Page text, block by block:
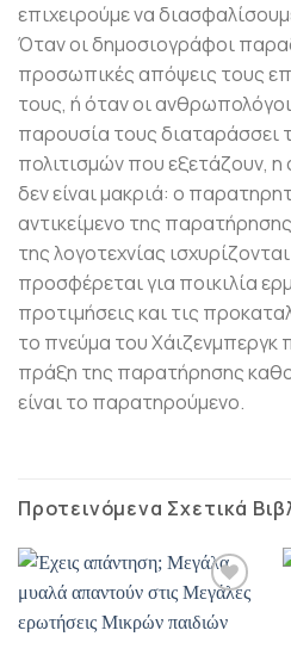
επιχειρούμε να
Όταν οι δημοσιογράφοι
προσωπικές απόψεις τους
τους, ή όταν οι
παρουσία τους διαταράσσει
πολιτισμών που εξετάζουν,
δεν είναι μακριά: ο
αντικείμενο της
της λογοτεχνίας
προσφέρεται για ποικιλία
προτιμήσεις και τις
το πνεύμα του Χάιζενμπεργκ
πράξη της παρατήρησης
είναι το παρατηρούμενο.
Προτεινόμενα Σχετικά
Προσθήκη
βιβλίου